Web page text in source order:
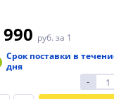
руб. за 1
Срок поставки в
дня
-